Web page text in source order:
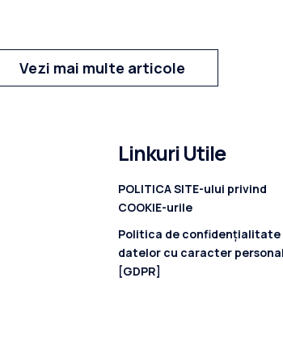
Vezi mai multe articole
Linkuri Utile
POLITICA SITE-ului privind
COOKIE-urile
Politica de confidenţialitate
datelor cu caracter
[GDPR]